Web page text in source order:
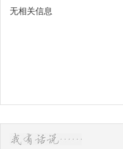
无相关信息